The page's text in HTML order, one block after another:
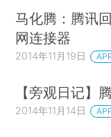
马化腾：腾讯
网连接器
2014年11月19日
【旁观日记】
2014年11月14日